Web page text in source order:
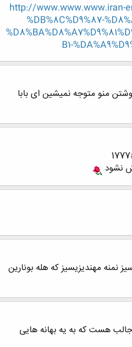
http://www.www.www.iran-
%DB%8C%D9%87-
B1-
منو متوجه نمیشین ای بابا
نشود
نمنه مهندیزیسیز که هله بونارین
هست که به یه بهانه هایی